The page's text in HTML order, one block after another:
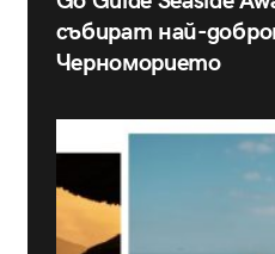
събират най-
Черноморието